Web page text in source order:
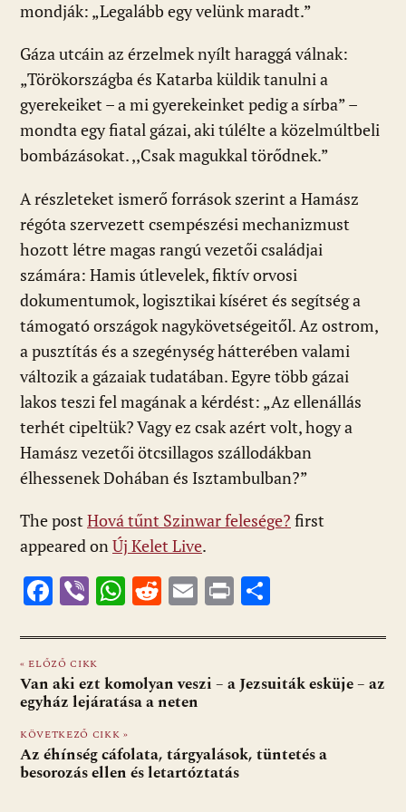
mondják: „Legalább egy velünk maradt.”
Gáza utcáin az érzelmek nyílt haraggá válnak:
„Törökországba és Katarba küldik tanulni a
gyerekeiket – a mi gyerekeinket pedig a sírba” –
mondta egy fiatal gázai, aki túlélte a közelmúltbeli
bombázásokat. ,,Csak magukkal törődnek.”
A részleteket ismerő források szerint a Hamász
régóta szervezett csempészési mechanizmust
hozott létre magas rangú vezetői családjai
számára: Hamis útlevelek, fiktív orvosi
dokumentumok, logisztikai kíséret és segítség a
támogató országok nagykövetségeitől. Az ostrom,
a pusztítás és a szegénység hátterében valami
változik a gázaiak tudatában. Egyre több gázai
lakos teszi fel magának a kérdést: „Az ellenállás
terhét cipeltük? Vagy ez csak azért volt, hogy a
Hamász vezetői ötcsillagos szállodákban
élhessenek Dohában és Isztambulban?”
The post Hová tűnt Szinwar felesége? first
appeared onÚj Kelet Live.
F
e
b
o
o
k
Vi
er
W
at
s
A
p
p
R
d
di
t
E
ai
l
Pr
t za
m
« ELŐZŐ CIKK
Van aki ezt komolyan veszi – a Jezsuiták esküje – az
egyház lejáratása a neten
KÖVETKEZŐ CIKK »
Az éhínség cáfolata, tárgyalások, tüntetés a
besorozás ellen és letartóztatás